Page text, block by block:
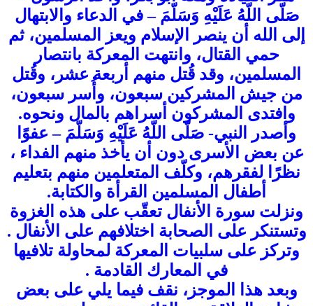
صَلّى اللّهُ عَلَيْهِ وَسَلّمَ – في الدعاء والابتهال
إلى الله أن ينصر الإسلام ويعز المسلمين، ثم
حمي القتال، وانتهت المعركة بانتصار
المسلمين، وقد قُتل منهم أربعة عشر، وقُتل
من جيش المشركين سبعون، وأُسر سبعون،
وافتدى المشركون أسراهم بالمال ونحوه.
وأصدر النبي- صَلّى اللّهُ عَلَيْهِ وَسَلّمَ – عفوًا
عن بعض الأسرى دون أن يأخذ منهم الفداء ،
نظرًا لفقرهم، وكلّف المتعلمين منهم بتعليم
أطفال المسلمين القرأة والكتابة.
ونزلت سورة الأنفال تعقّب على هذه الغزوة
وتستنكر على الصحابة اختلافهم على الأنفال .
وتركز على سلبيات المعركة لمحاولة تلافيها
في المعارك القادمة .
وبعد هذا الموجز، نقف فيما يلي على بعض